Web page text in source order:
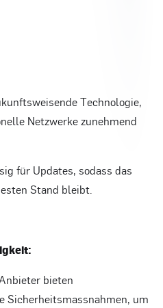
Technologie,
Netzwerke zunehmend
für Updates, sodass das
Stand bleibt.
bieten
Sicherheitsmassnahmen, um